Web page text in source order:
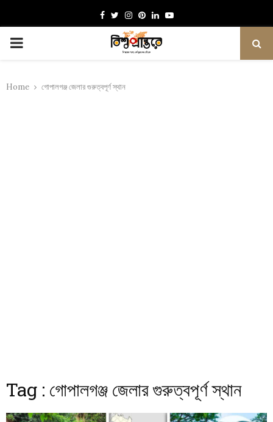
Facebook
TwitterInstagram
Pinterest
LinkedinYoutube
PRIMARY
Home গোপালগঞ্জ জেলার গুরুত্বপূর্ণ স্থান
Tag : গোপালগঞ্জ জেলার গুরুত্বপূর্ণ স্থান